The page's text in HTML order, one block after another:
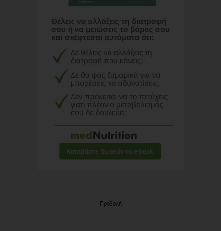
Προβολή